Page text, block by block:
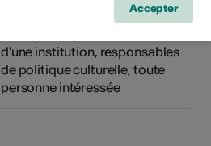
artistes, acteurs culturels,
d'une institution, responsables
de politique culturelle, toute
personne intéressée
Accepter